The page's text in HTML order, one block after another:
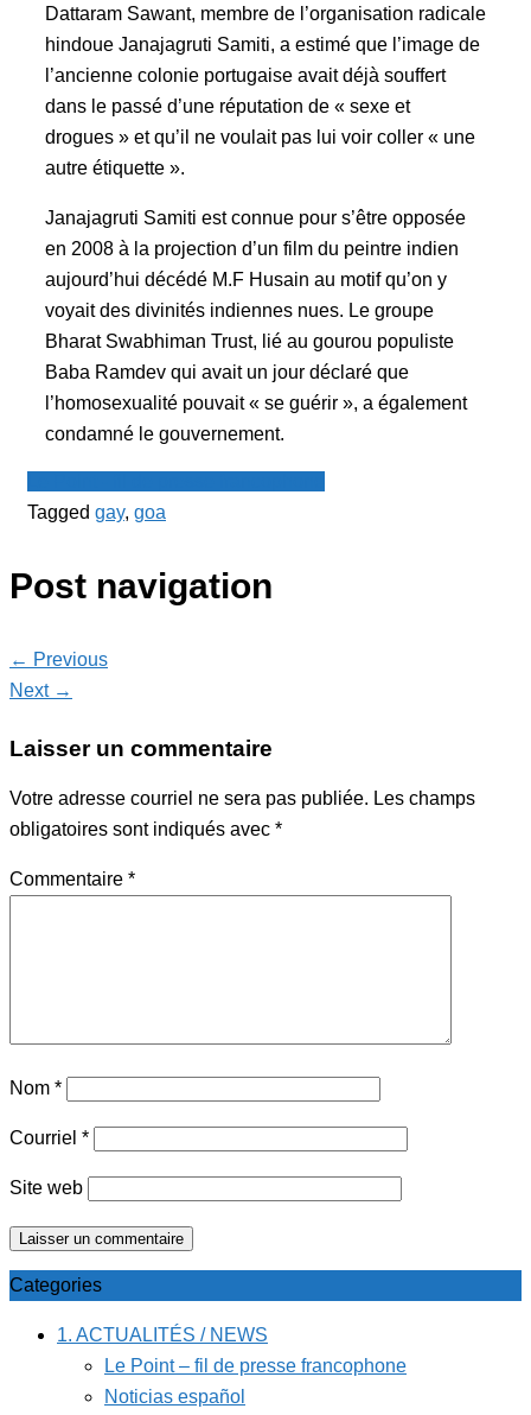
Dattaram Sawant, membre de l’organisation radicale
hindoue Janajagruti Samiti, a estimé que l’image de
l’ancienne colonie portugaise avait déjà souffert
dans le passé d’une réputation de « sexe et
drogues » et qu’il ne voulait pas lui voir coller « une
autre étiquette ».
Janajagruti Samiti est connue pour s’être opposée
en 2008 à la projection d’un film du peintre indien
aujourd’hui décédé M.F Husain au motif qu’on y
voyait des divinités indiennes nues. Le groupe
Bharat Swabhiman Trust, lié au gourou populiste
Baba Ramdev qui avait un jour déclaré que
l’homosexualité pouvait « se guérir », a également
condamné le gouvernement.
Tagged gay, goa
Post navigation
← Previous
Next →
Laisser un commentaire
Votre adresse courriel ne sera pas publiée. Les champs
obligatoires sont indiqués avec *
Commentaire *
Nom *
Courriel *
Site web
Categories
1. ACTUALITÉS / NEWS
Le Point – fil de presse francophone
Noticias español